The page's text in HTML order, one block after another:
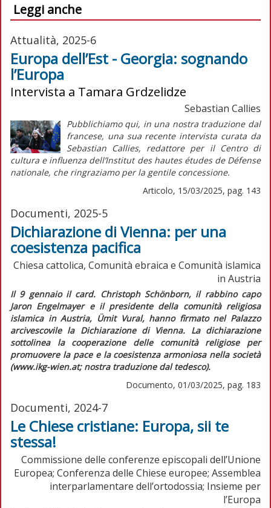
Leggi anche
Attualità, 2025-6
Europa dell’Est - Georgia: sognando
l’Europa
Intervista a Tamara Grdzelidze
Sebastian Callies
Pubblichiamo qui, in una nostra traduzione dal
francese, una sua recente intervista curata da
Sebastian Callies, redattore per il Centro di
cultura e influenza dell’Institut des hautes études de Défense
nationale, che ringraziamo per la gentile concessione.
Articolo, 15/03/2025, pag. 143
Documenti, 2025-5
Dichiarazione di Vienna: per una
coesistenza pacifica
Chiesa cattolica, Comunità ebraica e Comunità islamica
in Austria
Il 9 gennaio il card. Christoph Schönborn, il rabbino capo
Jaron Engelmayer e il presidente della comunità religiosa
islamica in Austria, Ümit Vural, hanno firmato nel Palazzo
arcivescovile la Dichiarazione di Vienna. La dichiarazione
sottolinea la cooperazione delle comunità religiose per
promuovere la pace e la coesistenza armoniosa nella società
(www.ikg-wien.at; nostra traduzione dal tedesco).
Documento, 01/03/2025, pag. 183
Documenti, 2024-7
Le Chiese cristiane: Europa, sii te
stessa!
Commissione delle conferenze episcopali dell’Unione
Europea; Conferenza delle Chiese europee; Assemblea
interparlamentare dell’ortodossia; Insieme per
l’Europa